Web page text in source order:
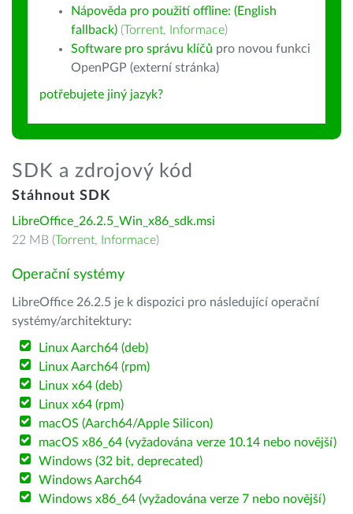
Nápověda pro použití offline: (English
fallback) (Torrent, Informace)
Software pro správu klíčů pro novou funkci
OpenPGP (externí stránka)
potřebujete jiný jazyk?
SDK a zdrojový kód
Stáhnout SDK
LibreOffice_26.2.5_Win_x86_sdk.msi
22 MB (Torrent, Informace)
Operační systémy
LibreOffice 26.2.5 je k dispozici pro následující operační
systémy/architektury:
Linux Aarch64 (deb)
Linux Aarch64 (rpm)
Linux x64 (deb)
Linux x64 (rpm)
macOS (Aarch64/Apple Silicon)
macOS x86_64 (vyžadována verze 10.14 nebo novější)
Windows (32 bit, deprecated)
Windows Aarch64
Windows x86_64 (vyžadována verze 7 nebo novější)